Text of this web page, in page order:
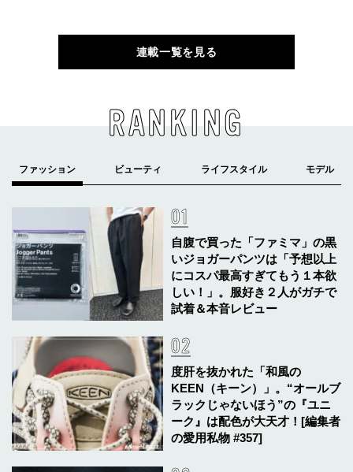
連載一覧を見る
RANKING
自腹で買った「ファミマ」の黒
いジョガーパンツは「予想以上
にコスパ最高すぎてもう１本欲
しい！」。服好き２人がガチで
試着＆本音レビュー
度肝を抜かれた「和風の
KEEN（キーン）」。“オールブ
ラックじゃないほう”の『ユニ
ーク』は配色が大天才！[編集者
の愛用私物 #357]